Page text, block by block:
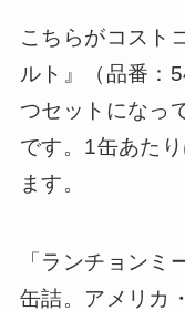
こちらがコスト
ルト』（品番：
つセットになっ
です。1缶あた
ます。
「ランチョン
缶詰。アメリカ